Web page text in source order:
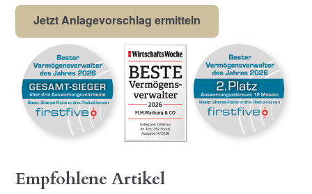
Jetzt Anlagevorschlag ermitteln
Empfohlene Artikel